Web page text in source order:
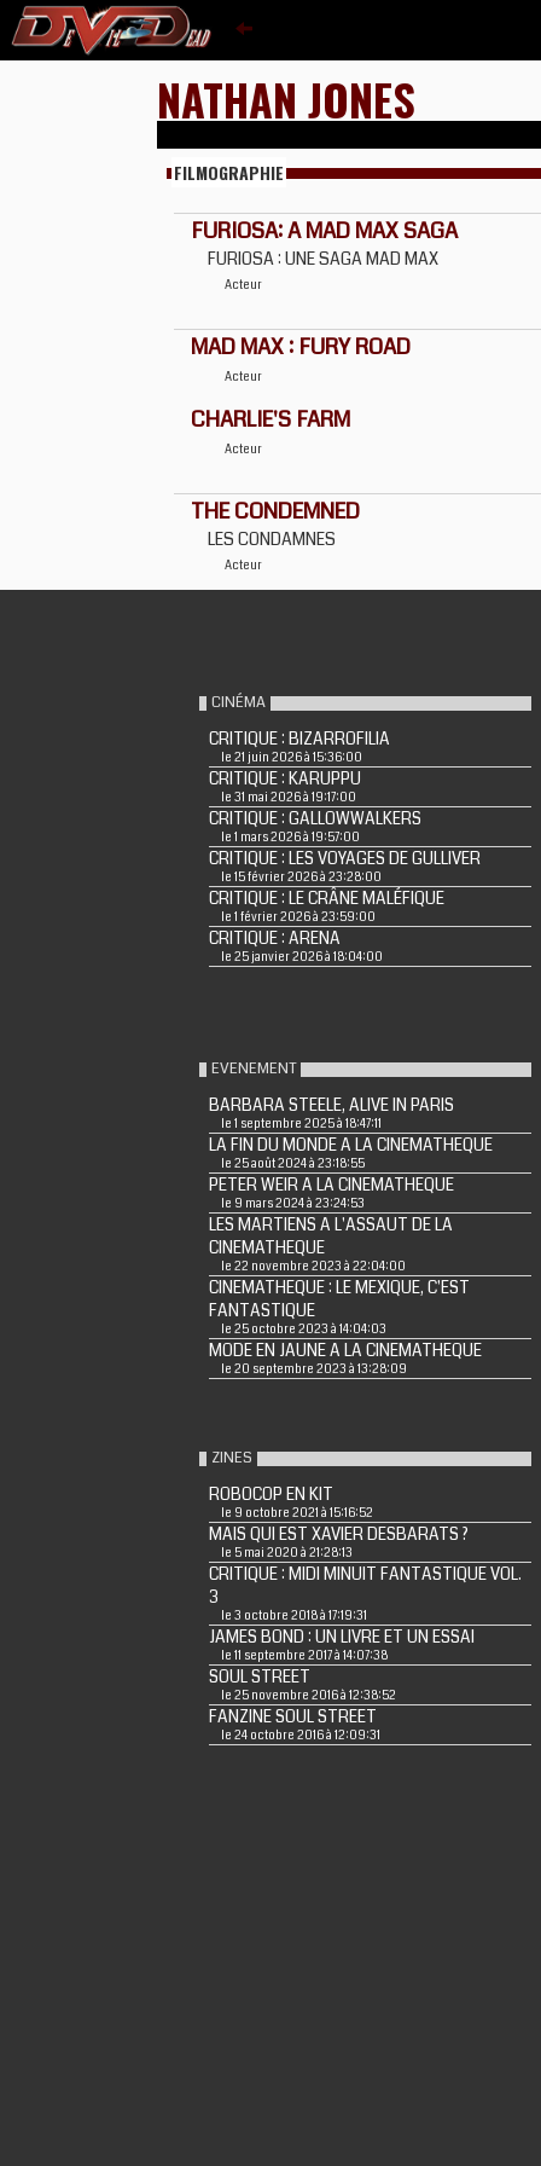
NATHAN JONES
FILMOGRAPHIE
FURIOSA: A MAD MAX SAGA
FURIOSA : UNE SAGA MAD MAX
Acteur
MAD MAX : FURY ROAD
Acteur
CHARLIE'S FARM
Acteur
THE CONDEMNED
LES CONDAMNES
Acteur
CINÉMA
CRITIQUE : BIZARROFILIA
le 21 juin 2026 à 15:36:00
CRITIQUE : KARUPPU
le 31 mai 2026 à 19:17:00
CRITIQUE : GALLOWWALKERS
le 1 mars 2026 à 19:57:00
CRITIQUE : LES VOYAGES DE GULLIVER
le 15 février 2026 à 23:28:00
CRITIQUE : LE CRÂNE MALÉFIQUE
le 1 février 2026 à 23:59:00
CRITIQUE : ARENA
le 25 janvier 2026 à 18:04:00
EVENEMENT
BARBARA STEELE, ALIVE IN PARIS
le 1 septembre 2025 à 18:47:11
LA FIN DU MONDE A LA CINEMATHEQUE
le 25 août 2024 à 23:18:55
PETER WEIR A LA CINEMATHEQUE
le 9 mars 2024 à 23:24:53
LES MARTIENS A L'ASSAUT DE LA
CINEMATHEQUE
le 22 novembre 2023 à 22:04:00
CINEMATHEQUE : LE MEXIQUE, C'EST
FANTASTIQUE
le 25 octobre 2023 à 14:04:03
MODE EN JAUNE A LA CINEMATHEQUE
le 20 septembre 2023 à 13:28:09
ZINES
ROBOCOP EN KIT
le 9 octobre 2021 à 15:16:52
MAIS QUI EST XAVIER DESBARATS ?
le 5 mai 2020 à 21:28:13
CRITIQUE : MIDI MINUIT FANTASTIQUE VOL.
3
le 3 octobre 2018 à 17:19:31
JAMES BOND : UN LIVRE ET UN ESSAI
le 11 septembre 2017 à 14:07:38
SOUL STREET
le 25 novembre 2016 à 12:38:52
FANZINE SOUL STREET
le 24 octobre 2016 à 12:09:31